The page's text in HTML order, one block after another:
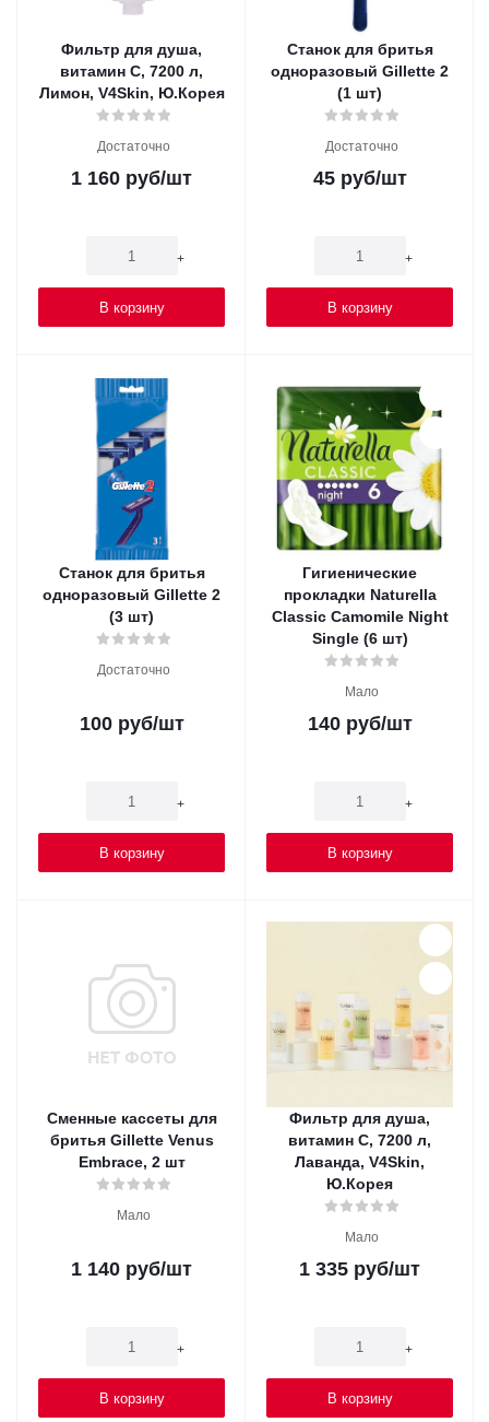
Фильтр для душа,
витамин C, 7200 л,
Лимон, V4Skin, Ю.Корея
Достаточно
1 160 руб/шт
+
В корзину
Станок для бритья
одноразовый Gillette 2
(1 шт)
Достаточно
45руб/шт
+
В корзину
Станок для бритья
одноразовый Gillette 2
(3 шт)
Достаточно
100руб/шт
+
В корзину
Гигиенические
прокладки Naturella
Classic Camomile Night
Single (6 шт)
Мало
140руб/шт
+
В корзину
Сменные кассеты для
бритья Gillette Venus
Embrace, 2 шт
Мало
1 140 руб/шт
+
В корзину
Фильтр для душа,
витамин C, 7200 л,
Лаванда, V4Skin,
Ю.Корея
Мало
1 335 руб/шт
+
В корзину